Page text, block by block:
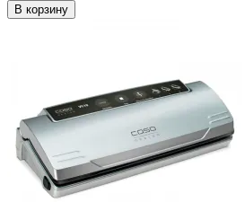
В корзину